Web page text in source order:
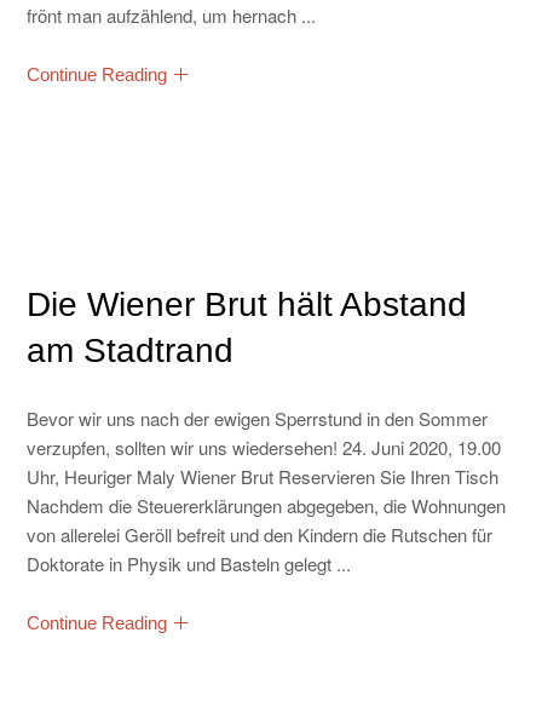
frönt man aufzählend, um hernach ...
Continue Reading
Die Wiener Brut hält Abstand
am Stadtrand
Bevor wir uns nach der ewigen Sperrstund in den Sommer
verzupfen, sollten wir uns wiedersehen! 24. Juni 2020, 19.00
Uhr, Heuriger Maly Wiener Brut Reservieren Sie Ihren Tisch
Nachdem die Steuererklärungen abgegeben, die Wohnungen
von allerelei Geröll befreit und den Kindern die Rutschen für
Doktorate in Physik und Basteln gelegt ...
Continue Reading